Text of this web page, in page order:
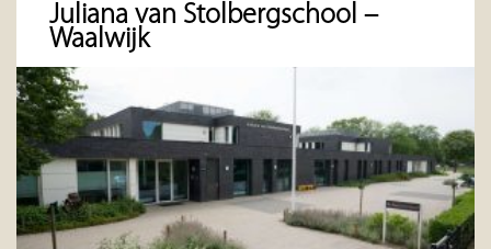
Juliana van Stolbergschool –
Waalwijk